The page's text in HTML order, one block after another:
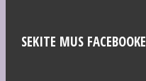
SEKITE MUS FACEBOOKE